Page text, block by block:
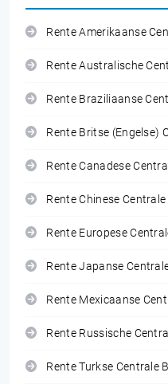
Rente Amerikaanse
Rente Australische
Rente Braziliaanse
Rente Britse (Engelse)
Rente Canadese
Rente Chinese
Rente Europese
Rente Japanse
Rente Mexicaanse
Rente Russische
Rente Turkse Centrale